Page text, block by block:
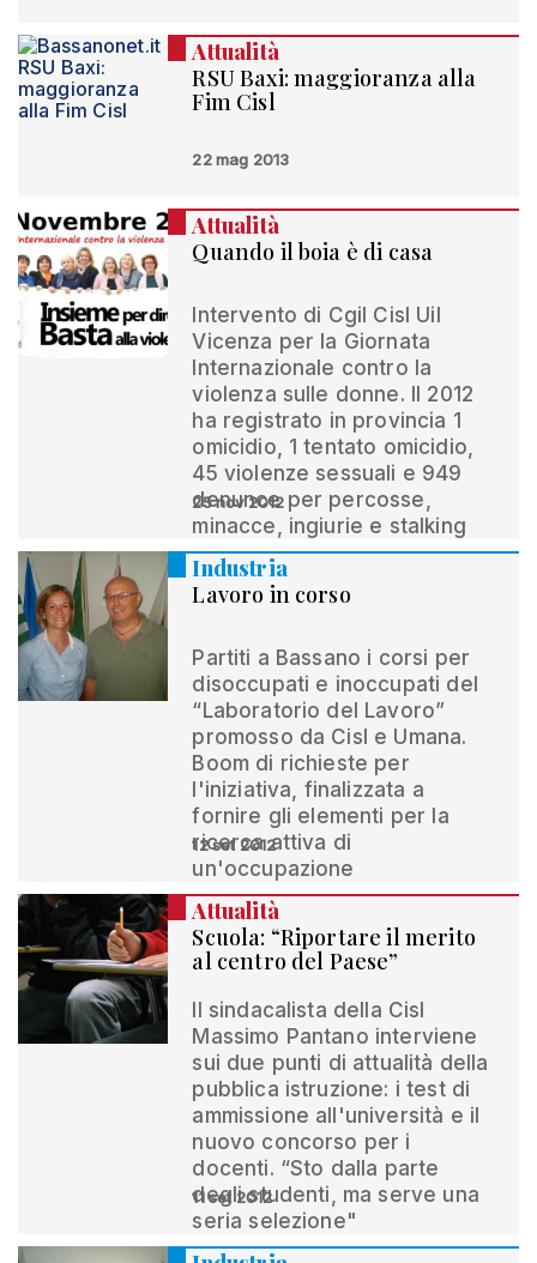
Attualità
RSU Baxi: maggioranza alla
Fim Cisl
22 mag 2013
Attualità
Quando il boia è di casa
Intervento di Cgil Cisl Uil
Vicenza per la Giornata
Internazionale contro la
violenza sulle donne. Il 2012
ha registrato in provincia 1
omicidio, 1 tentato omicidio,
45 violenze sessuali e 949
denunce per percosse,
minacce, ingiurie e stalking
25 nov 2012
Industria
Lavoro in corso
Partiti a Bassano i corsi per
disoccupati e inoccupati del
“Laboratorio del Lavoro”
promosso da Cisl e Umana.
Boom di richieste per
l'iniziativa, finalizzata a
fornire gli elementi per la
ricerca attiva di
un'occupazione
12 set 2012
Attualità
Scuola: “Riportare il merito
al centro del Paese”
Il sindacalista della Cisl
Massimo Pantano interviene
sui due punti di attualità della
pubblica istruzione: i test di
ammissione all'università e il
nuovo concorso per i
docenti. “Sto dalla parte
degli studenti, ma serve una
seria selezione"
11 set 2012